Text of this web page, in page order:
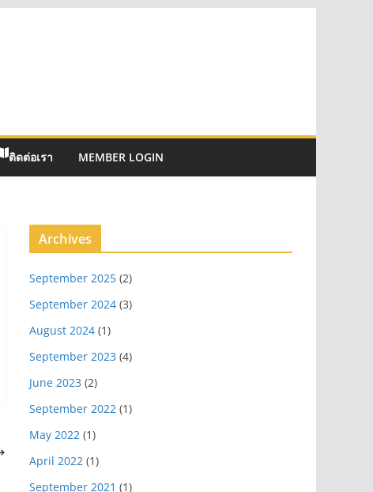
ติดต่อเรา MEMBER LOGIN
Archives
September 2025 (2)
September 2024 (3)
August 2024 (1)
September 2023 (4)
June 2023 (2)
September 2022 (1)
May 2022 (1)
April 2022 (1)
September 2021 (1)